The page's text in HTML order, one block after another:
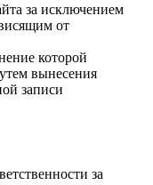
за исключением
от
которой
вынесения
записи
за